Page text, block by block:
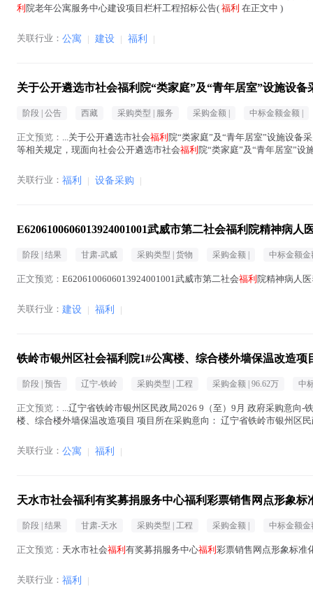
利 院老年公寓服务中心建设项目栏杆工程招标公告( 福利 在正文中 )
关联行业： 公寓 | 建设 | 福利 |
关于公开遴选市社会福利院“类家庭”及“青年居室”设施设
阶段 | 公告 西藏 采购类型 | 服务 采购金额 | 中标金额金额 |
正文预览： ...关于公开遴选市社会福利 院“类家庭”及“青年居室”设施设备
等相关规定，现面向社会公开遴选市社会福利 院“类家庭”及“青年居室”
关联行业： 福利 | 设备采购 |
E6206100606013924001001武威市第二社会福利院精神病
阶段 | 结果 甘肃-武威 采购类型 | 货物 采购金额 | 中标金额
正文预览： E6206100606013924001001武威市第二社会福利 院精神病人
关联行业： 建设 | 福利 |
铁岭市银州区社会福利院1#公寓楼、综合楼外墙保温改造项
阶段 | 预告 辽宁-铁岭 采购类型 | 工程 采购金额 | 96.62万 中
正文预览： ...辽宁省铁岭市银州区民政局2026 9（至）9月 政府采购意向-
楼、综合楼外墙保温改造项目 项目所在采购意向： 辽宁省铁岭市银州区
关联行业： 公寓 | 福利 |
天水市社会福利有奖募捐服务中心福利彩票销售网点形象标
阶段 | 结果 甘肃-天水 采购类型 | 工程 采购金额 | 中标金额
正文预览： 天水市社会福利 有奖募捐服务中心福利 彩票销售网点形象标准
关联行业： 福利 |